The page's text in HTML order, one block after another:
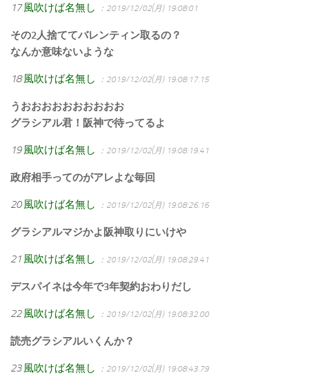
17 風吹けば名無し ：2019/12/02(月) 19:08:01
その2人捨ててバレンティン取るの？
なんか意味ないような
18 風吹けば名無し ：2019/12/02(月) 19:08:17.15
うおおおおおおおおおお
グラシアル君！阪神で待ってるよ
19 風吹けば名無し ：2019/12/02(月) 19:08:19.41
政府相手ってのがアレよな毎回
20 風吹けば名無し ：2019/12/02(月) 19:08:26.16
グラシアルマジかよ阪神取りにいけや
21 風吹けば名無し ：2019/12/02(月) 19:08:29.41
デスパイネは今年で3年契約おわりだし
22 風吹けば名無し ：2019/12/02(月) 19:08:32.00
読売グラシアルいくんか？
23 風吹けば名無し ：2019/12/02(月) 19:08:43.79